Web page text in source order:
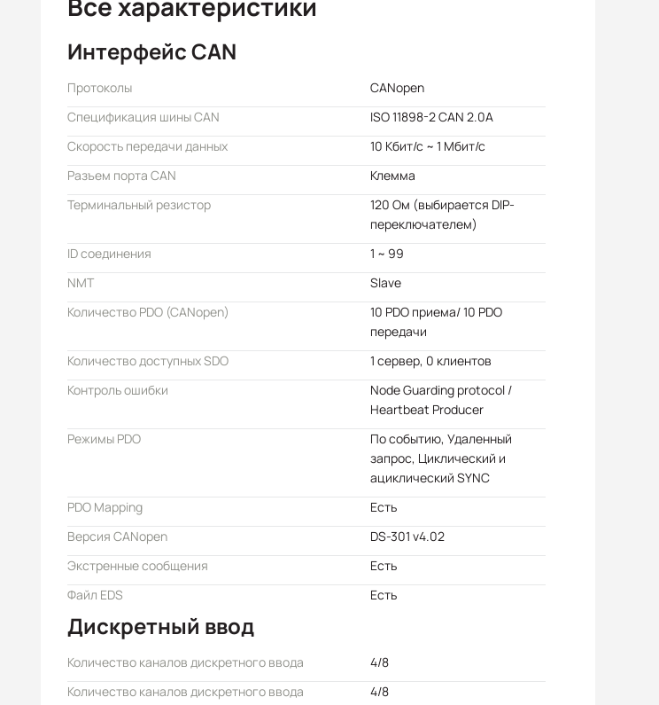
Интерфейс CAN
Протоколы
CANopen
Спецификация шины CAN
ISO 11898-2 CAN 2.0A
Скорость передачи данных
10 Кбит/с ~ 1 Мбит/с
Разъем порта CAN
Клемма
Терминальный резистор
120 Ом (выбирается DIP-
переключателем)
ID соединения
1 ~ 99
NMT
Slave
Количество PDO (CANopen)
10 PDO приема/ 10 PDO
передачи
Количество доступных SDO
1 сервер, 0 клиентов
Контроль ошибки
Node Guarding protocol /
Heartbeat Producer
Режимы PDO
По событию, Удаленный
запрос, Циклический и
ациклический SYNC
PDO Mapping
Есть
Версия CANopen
DS-301 v4.02
Экстренные сообщения
Есть
Файл EDS
Есть
Дискретный ввод
Количество каналов дискретного ввода
4/8
Количество каналов дискретного ввода
4/8